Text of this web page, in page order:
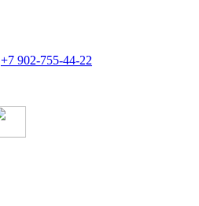
+7 902-755-44-22